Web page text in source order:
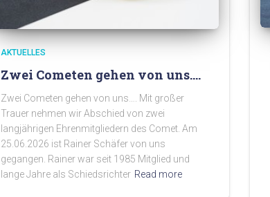
AKTUELLES
Zwei Cometen gehen von uns….
Zwei Cometen gehen von uns…. Mit großer
Trauer nehmen wir Abschied von zwei
langjährigen Ehrenmitgliedern des Comet. Am
25.06.2026 ist Rainer Schäfer von uns
gegangen. Rainer war seit 1985 Mitglied und
lange Jahre als Schiedsrichter Read more